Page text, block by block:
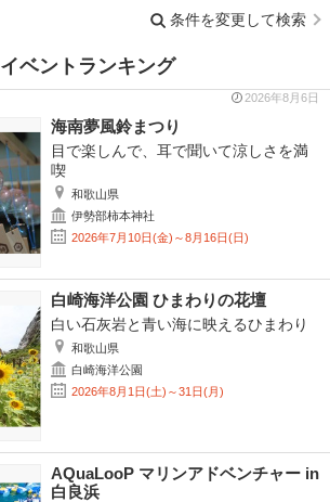
条件を変更して検索
イベントランキング
2026年8月6日
海南夢風鈴まつり
目で楽しんで、耳で聞いて涼しさを満
喫
和歌山県
伊勢部柿本神社
2026年7月10日(金)～8月16日(日)
白崎海洋公園 ひまわりの花壇
白い石灰岩と青い海に映えるひまわり
和歌山県
白崎海洋公園
2026年8月1日(土)～31日(月)
AQuaLooP マリンアドベンチャー in
白良浜